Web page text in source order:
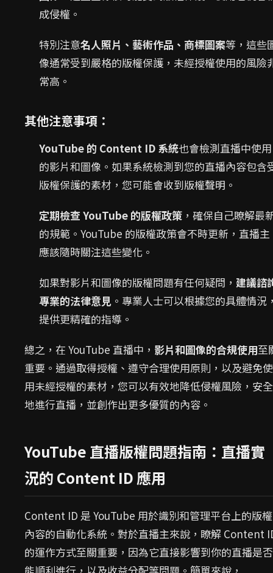
成侵權。
特別注意名人照片、藝術作品、商標圖案等，這些
像通常受到嚴格的版權保護，未經授權使用的風險
常高。
其他注意事項：
YouTube 的 Content ID 系統也會檢測直播中使用
的影片和圖像。如果系統檢測到您的直播內容包含
版權保護的素材，您可能會收到版權聲明。
定期檢查 YouTube 的版權政策 ，確保自己瞭解最
的規範。YouTube 的版權政策會不時更新，直播主
應該隨時關注這些變化。
如果對影片和圖像的版權問題有任何疑問， 建議諮
專業的法律意見 。專業人士可以根據您的具體情況
提供更精確的指導。
總之，在 YouTube 直播中， 影片和圖像的合規使用至
重要。通過取得授權、遵守合理使用原則，以及避免使
用未經授權的素材，您可以有效地降低侵權風險，安全
地進行直播，並創作出更多優質的內容。
YouTube 直播版權問題指南：直播實
況的 Content ID 應用
Content ID 是 YouTube 用於識別和管理平台上的版權
內容的自動化系統。對於直播主來說，瞭解 Content
的運作方式至關重要，因為它直接影響到你的直播是否